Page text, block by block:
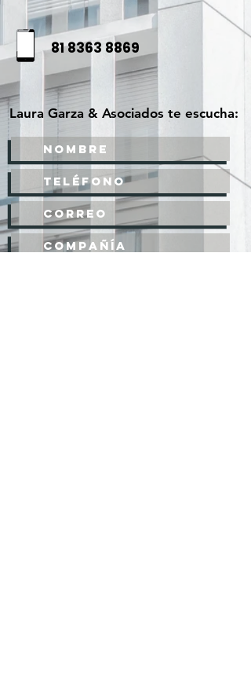
81 8363 8869
Laura Garza & Asociados te escucha: